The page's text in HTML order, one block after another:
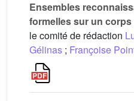
Ensembles
formelles sur un
le comité de rédaction
Gélinas ; Françoise